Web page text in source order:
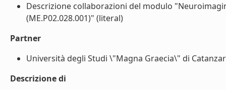
Descrizione collaborazioni del modulo
(ME.P02.028.001)" (literal)
Partner
Università degli Studi \"Magna Graecia\" di
Descrizione di